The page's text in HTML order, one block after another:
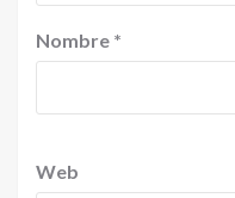
Nombre *
Web